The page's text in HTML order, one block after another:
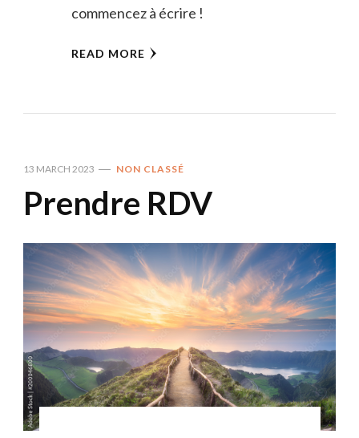
commencez à écrire !
READ MORE
13 MARCH 2023 NON CLASSÉ
Prendre RDV